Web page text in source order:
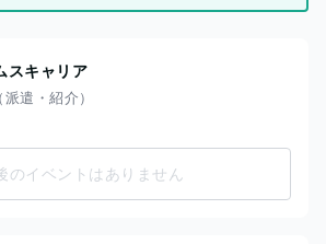
スキャリア
遣・紹介）
のイベントはありません